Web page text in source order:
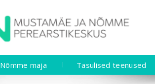
Nõmme maja Tasulised teenused